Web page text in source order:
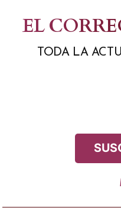
contenido
EL
TODA LA